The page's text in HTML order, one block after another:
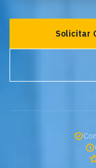
Solicitar